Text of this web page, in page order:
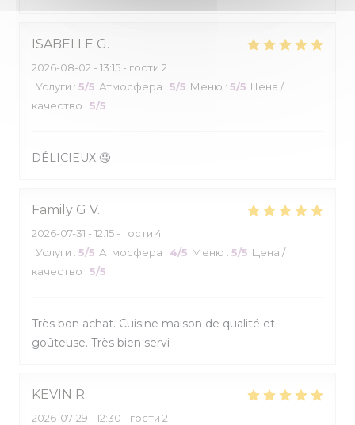
ISABELLE G
2026-08-02 - 13:15 - гости 2
Услуги : 5/5 Атмосфера : 5/5 Меню : 5/5 Цена /
качество : 5/5
DÉLICIEUX 🤤
Family G V
2026-07-31 - 12:15 - гости 4
Услуги : 5/5 Атмосфера : 4/5 Меню : 5/5 Цена /
качество : 5/5
Très bon achat. Cuisine maison de qualité et
goûteuse. Très bien servi
KEVIN R
2026-07-29 - 12:30 - гости 2